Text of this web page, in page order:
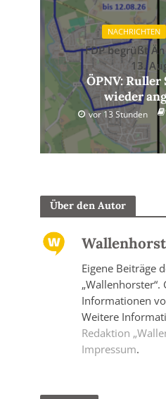
NACHRICHTEN
FDP begrüßt
13.
ÖPNV:
wieder
vor 13 Stunden
Über den Autor
Eigene Beiträge
Informationen
Weitere
Redaktion
Impressum.